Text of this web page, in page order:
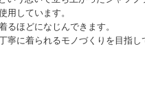
用しています。
るほどになじんできます。
に着られるモノづくりを目指し